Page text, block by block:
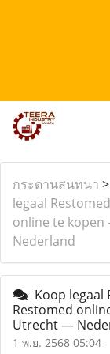
กระดานสนทนา >
legaal
online te kopen
Nederland
Koop legaal
Restomed
Utrecht —
1 พ.ย. 2568 05:04